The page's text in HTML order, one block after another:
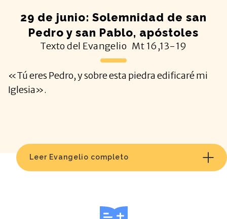
29 de junio: Solemnidad de san
Pedro y san Pablo, apóstoles
Texto del Evangelio Mt 16,13-19
«Tú eres Pedro, y sobre esta piedra edificaré mi
Iglesia».
Leer Evangelio completo